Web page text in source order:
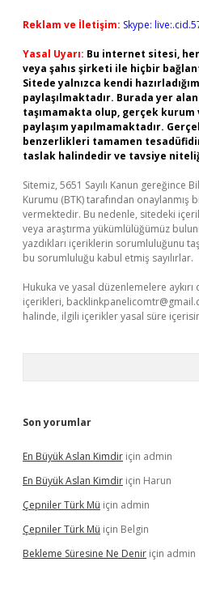
Reklam ve İletişim: Skype:
Yasal Uyarı: Bu internet sitesi,
veya şahıs şirketi ile hiçbir
Sitede yalnızca kendi
paylaşılmaktadır. Burada yer
taşımamakta olup, gerçek kurum
paylaşım yapılmamaktadır.
benzerlikleri tamamen
taslak halindedir ve tavsiye
Sitemiz, 5651 Sayılı Kanun gereğince
Kurumu (BTK) tarafından onaylanmış
vermektedir. Bu nedenle, sitedeki
veya araştırma yükümlülüğümüz
yazdıkları içeriklerin sorumluluğunu
bu sorumluluğu kabul etmiş sayılırlar.
Hukuka ve yasal düzenlemelere
içerikleri,
halinde, ilgili içerikler yasal süre
Son yorumlar
En Büyük Aslan Kimdir için admin
En Büyük Aslan Kimdir için Harun
Çepniler Türk Mü için admin
Çepniler Türk Mü için Belgin
Bekleme Süresine Ne Denir için admin